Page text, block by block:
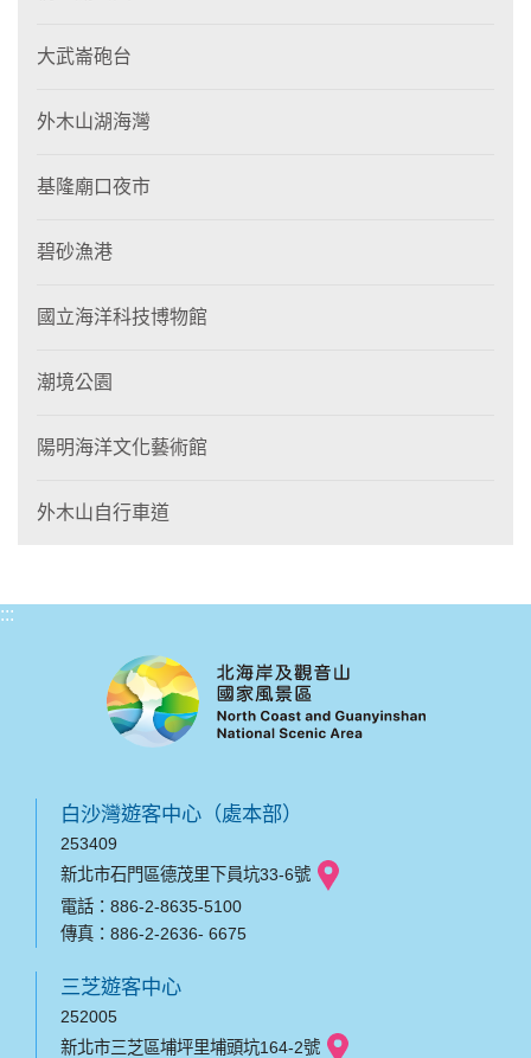
大武崙砲台
外木山湖海灣
基隆廟口夜市
碧砂漁港
國立海洋科技博物館
潮境公園
陽明海洋文化藝術館
外木山自行車道
:::
白沙灣遊客中心（處本部）
253409
新北市石門區德茂里下員坑33-6號
電話：886-2-8635-5100
傳真：886-2-2636- 6675
三芝遊客中心
252005
新北市三芝區埔坪里埔頭坑164-2號